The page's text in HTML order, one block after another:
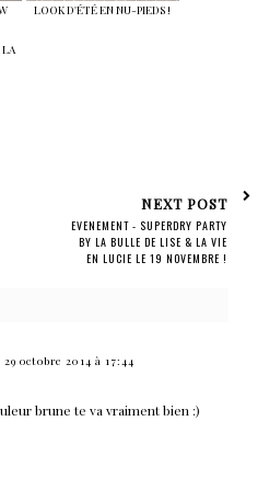
LOOK D'ÉTÉ EN NU-PIEDS !
NEXT POST
EVENEMENT - SUPERDRY PARTY
BY LA BULLE DE LISE & LA VIE
EN LUCIE LE 19 NOVEMBRE !
29 octobre 2014 à 17:44
brune te va vraiment bien :)